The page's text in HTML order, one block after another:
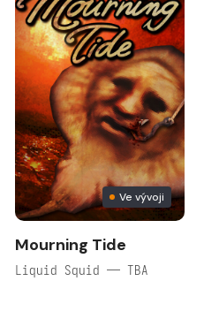
Ve vývoji
Mourning Tide
Liquid Squid — TBA